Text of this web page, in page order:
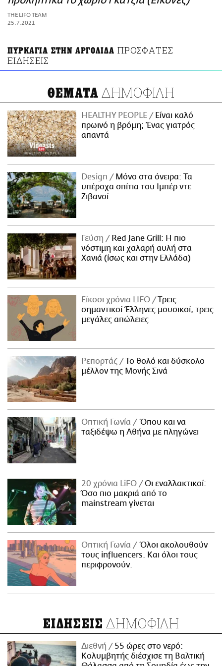
ΑΜΠΑ
PRINT
THE LIFO TEAM
25.7.2021
ΠΥΡΚΑΓΙΑ ΣΤΗΝ ΑΡΓΟΛΙΔΑ ΠΡΟΣΦΑΤΕΣ
ΕΙΔΗΣΕΙΣ
ΘΕΜΑΤΑ ΔΗΜΟΦΙΛΗ
HEALTHY PEOPLE
Είναι καλό
πρωινό η βρόμη; Ένας γιατρός
απαντά
Design
Μόνο στα όνειρα: Τα
υπέροχα σπίτια του Ιμπέρ ντε
Ζιβανσί
Γεύση
Red Jane Grill: Η πιο
νόστιμη και χαλαρή αυλή στα
Χανιά (ίσως και στην Ελλάδα)
Είκοσι χρόνια LIFO
Tρεις
σημαντικοί Έλληνες μουσικοί, τρεις
μεγάλες απώλειες
Ρεπορτάζ
Το θολό και δύσκολο
μέλλον της Μονής Σινά
Οπτική Γωνία
Όπου και να
ταξιδέψω η Αθήνα με πληγώνει
20 χρόνια LiFO
Οι εναλλακτικοί:
Όσο πιο μακριά από το
mainstream γίνεται
Οπτική Γωνία
Όλοι ακολουθούν
τους influencers. Και όλοι τους
περιφρονούν.
ΕΙΔΗΣΕΙΣ ΔΗΜΟΦΙΛΗ
Διεθνή
55 ώρες στο νερό:
Κολυμβητής διέσχισε τη Βαλτική